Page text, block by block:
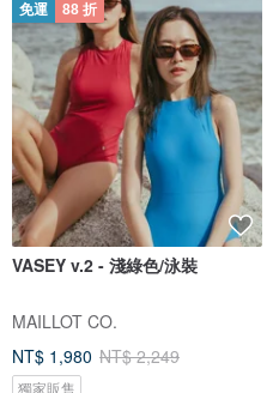
免運 88 折
VASEY v.2 - 淺綠色/泳裝
MAILLOT CO.
NT$ 1,980 NT$ 2,249
獨家販售